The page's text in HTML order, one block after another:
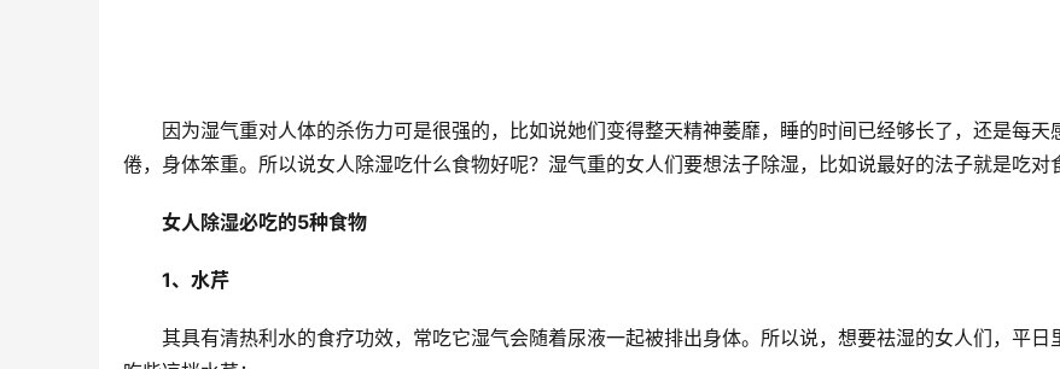
因为湿气重对人体的杀伤力可是很强的，比如说她们变得整天精神萎靡，睡的时间已经够长了，还是每天
倦，身体笨重。所以说女人除湿吃什么食物好呢？湿气重的女人们要想法子除湿，比如说最好的法子就是吃对
女人除湿必吃的5种食物
1、水芹
其具有清热利水的食疗功效，常吃它湿气会随着尿液一起被排出身体。所以说，想要祛湿的女人们，平日